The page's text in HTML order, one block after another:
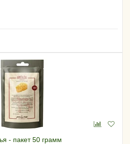
- пакет 50 грамм